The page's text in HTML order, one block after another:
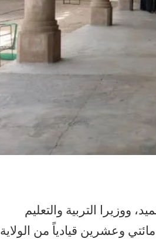
ووزيرا التربية والتعليم
وعشرين قيادياً من الولاية